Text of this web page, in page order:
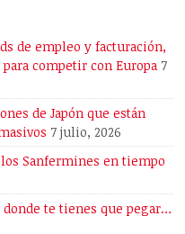
de empleo y facturación,
competir con Europa 7
de Japón que están
7 julio, 2026
Sanfermines en tiempo
te tienes que pegar…